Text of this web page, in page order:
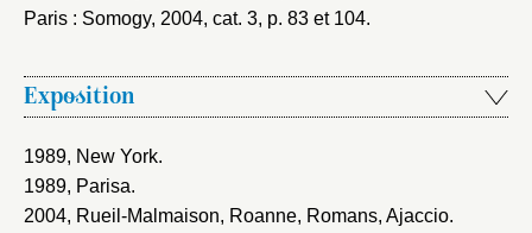
Paris : Somogy, 2004, cat. 3, p. 83 et 104.
Exposition
1989, New York.
1989, Parisa.
2004, Rueil-Malmaison, Roanne, Romans, Ajaccio.